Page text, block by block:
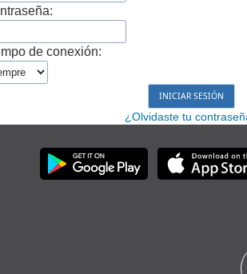
de conexión:
¿Olvidaste tu